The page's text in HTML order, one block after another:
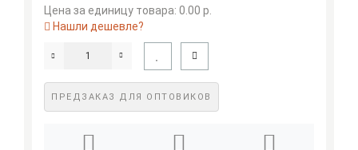
Цена за единицу товара: 0.00 р.
Нашли дешевле?
ПРЕДЗАКАЗ ДЛЯ ОПТОВИКОВ